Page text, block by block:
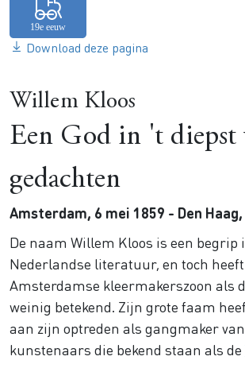
Download deze pagina
Willem Kloos
Een God in 't diepst
gedachten
Amsterdam, 6 mei 1859 - Den
De naam Willem Kloos is een begrip
Nederlandse literatuur, en toch
Amsterdamse kleermakerszoon als
weinig betekend. Zijn grote faam
aan zijn optreden als gangmaker
kunstenaars die bekend staan als de